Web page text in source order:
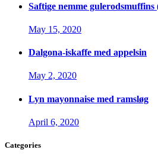
Saftige nemme
May 15, 2020
Dalgona-iskaffe med appelsin
May 2, 2020
Lyn mayonnaise med ramsløg
April 6, 2020
Categories